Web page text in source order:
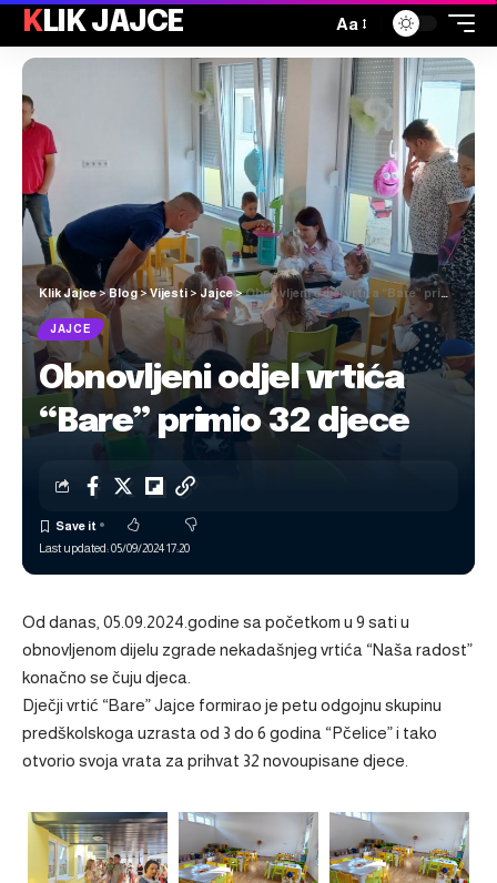
KLIK JAJCE Aa
Klik Jajce>Blog>Vijesti > Jajce>Obnovljeni odjel vrtića “Bare” primio 32 djece
JAJCE
Obnovljeni odjel vrtića
“Bare” primio 32 djece
Last updated: 05/09/2024 17:20
Od danas, 05.09.2024.godine sa početkom u 9 sati u
obnovljenom dijelu zgrade nekadašnjeg vrtića “Naša radost”
konačno se čuju djeca.
Dječji vrtić “Bare” Jajce formirao je petu odgojnu skupinu
predškolskoga uzrasta od 3 do 6 godina “Pčelice” i tako
otvorio svoja vrata za prihvat 32 novoupisane djece.